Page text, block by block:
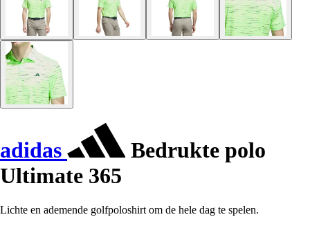
adidas
Bedrukte polo
Ultimate 365
Lichte en ademende golfpoloshirt om de hele dag te spelen.